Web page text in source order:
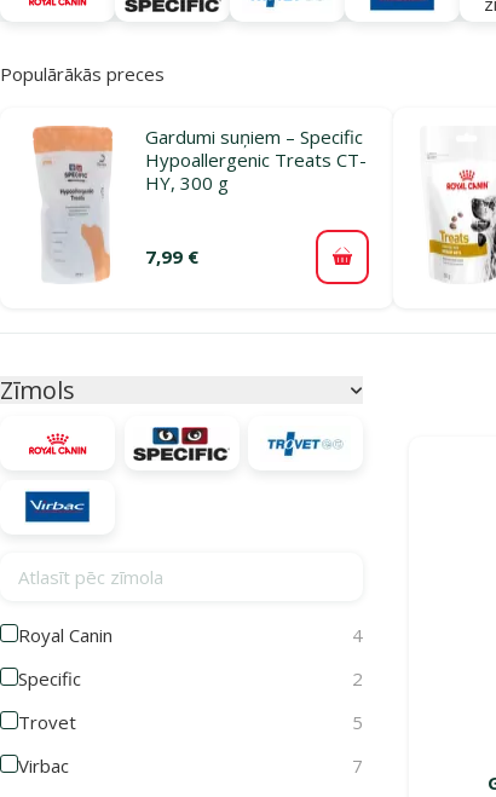
Populārākās preces
Gardumi suņiem – Specific
Hypoallergenic Treats CT-
HY, 300 g
7,99 € Pievienot
Zīmols
Atlasīt pēc zīmola
Royal Canin
4
Specific
2
Trovet
5
Virbac
7